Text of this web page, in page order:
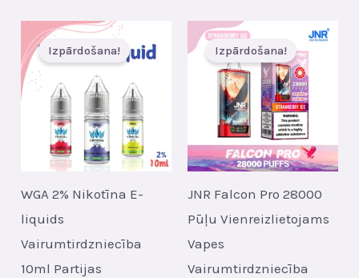
Izpārdošana!
WGA 2% Nikotīna E-
liquids
Vairumtirdzniecība
10ml Partijas
Izpārdošana!
JNR Falcon Pro 28000
Pūļu Vienreizlietojams
Vapes
Vairumtirdzniecība